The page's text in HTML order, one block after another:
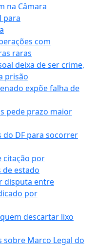
na Câmara
para
com
raras
deixa de ser crime,
prisão
expõe falha de
pede prazo maior
do DF para socorrer
citação por
de estado
disputa entre
por
descartar lixo
sobre Marco Legal do